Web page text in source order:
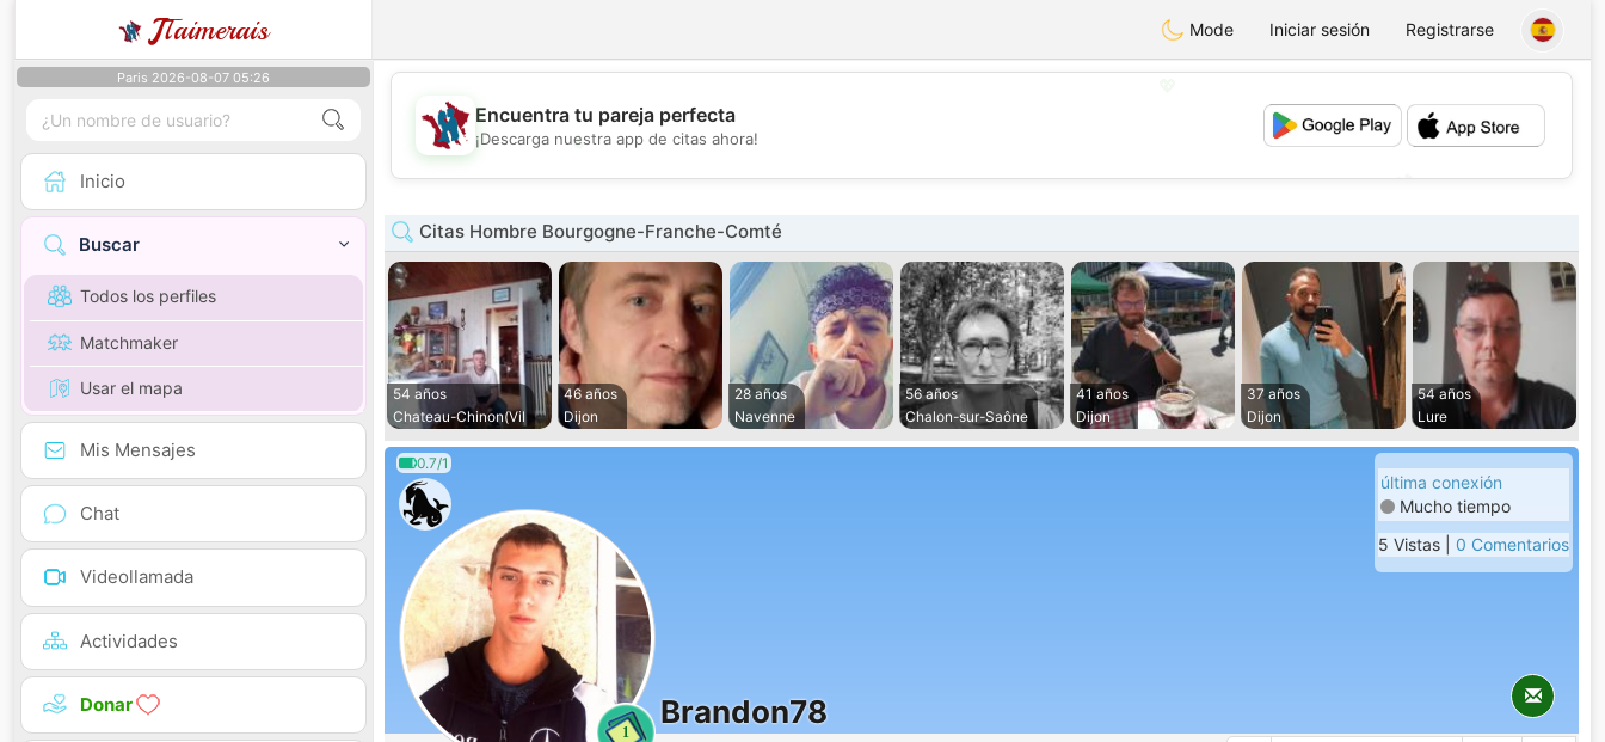
JTaimerais Mode Iniciar sesión Registrarse
Paris 2026-08-07 05:26
Inicio
Buscar
Todos los perfiles
Matchmaker
Usar el mapa
Mis Mensajes
Chat
Videollamada
Actividades
Donar
💖
💕
Encuentra tu pareja perfecta
¡Descarga nuestra app de citas ahora!
Citas Hombre Bourgogne-Franche-Comté
54 años
Chateau-Chinon(Vil
46 años
Dijon
28 años
Navenne
56 años
Chalon-sur-Saône
41 años
Dijon
37 años
Dijon
54 años
Lure
0.7/1
1
Brandon78
última conexión
Mucho tiempo
5 Vistas | 0 Comentarios